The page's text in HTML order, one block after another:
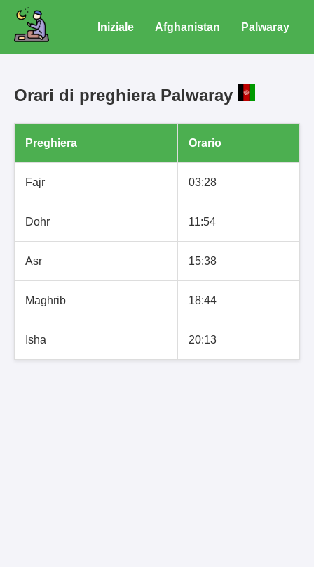
Iniziale Afghanistan Palwaray
Orari di preghiera Palwaray
Preghiera Orario
Fajr 03:28
Dohr 11:54
Asr 15:38
Maghrib 18:44
Isha 20:13